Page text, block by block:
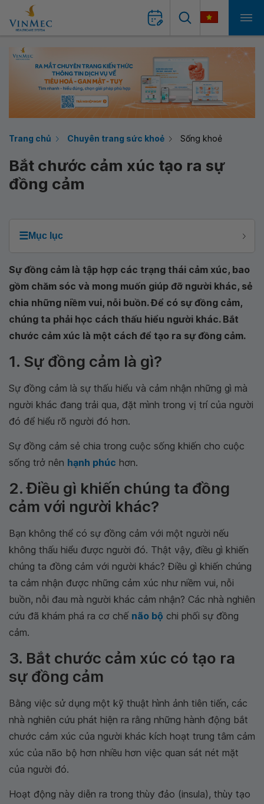
Trang chủ Chuyên trang sức khoẻ Sống khoẻ
Bắt chước cảm xúc tạo ra sự
đồng cảm
☰Mục lục
Sự đồng cảm là tập hợp các trạng thái cảm xúc, bao
gồm chăm sóc và mong muốn giúp đỡ người khác, sẻ
chia những niềm vui, nỗi buồn. Để có sự đồng cảm,
chúng ta phải học cách thấu hiểu người khác. Bắt
chước cảm xúc là một cách để tạo ra sự đồng cảm.
1. Sự đồng cảm là gì?
Sự đồng cảm là sự thấu hiểu và cảm nhận những gì mà
người khác đang trải qua, đặt mình trong vị trí của người
đó để hiểu rõ người đó hơn.
Sự đồng cảm sẻ chia trong cuộc sống khiến cho cuộc
sống trở nên hạnh phúc hơn.
2. Điều gì khiến chúng ta đồng
cảm với người khác?
Bạn không thể có sự đồng cảm với một người nếu
không thấu hiểu được người đó. Thật vậy, điều gì khiến
chúng ta đồng cảm với người khác? Điều gì khiến chúng
ta cảm nhận được những cảm xúc như niềm vui, nỗi
buồn, nỗi đau mà người khác cảm nhận? Các nhà nghiên
cứu đã khám phá ra cơ chế não bộ chi phối sự đồng
cảm.
3. Bắt chước cảm xúc có tạo ra
sự đồng cảm
Bằng việc sử dụng một kỹ thuật hình ảnh tiên tiến, các
nhà nghiên cứu phát hiện ra rằng những hành động bắt
chước cảm xúc của người khác kích hoạt trung tâm cảm
xúc của não bộ hơn nhiều hơn việc quan sát nét mặt
của người đó.
Hoạt động này diễn ra trong thùy đảo (insula), thùy tạo